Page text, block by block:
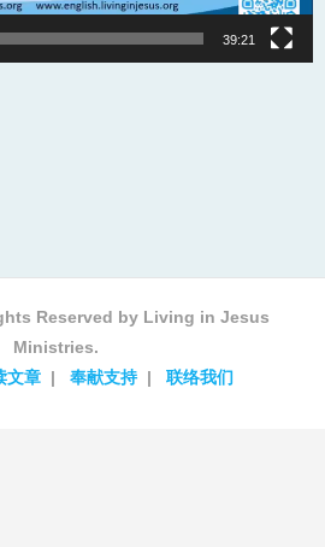
39:21
Reserved by Living in Jesus
Ministries.
文章 奉献支持 联络我们